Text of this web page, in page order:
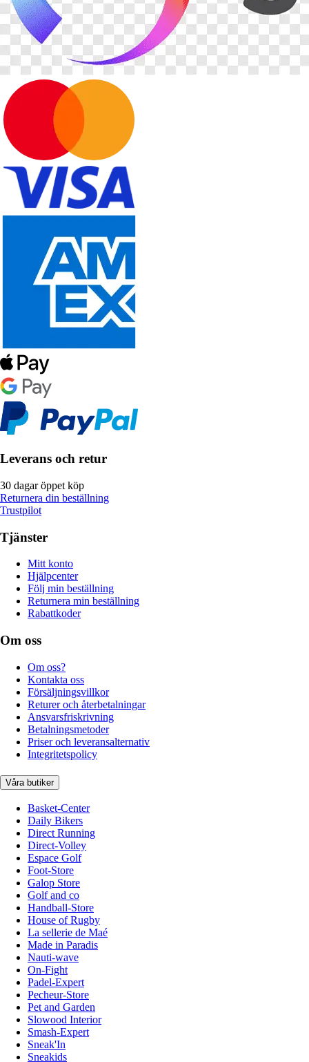
Leverans och retur
30 dagar öppet köp
Returnera din beställning
Trustpilot
Tjänster
Mitt konto
Hjälpcenter
Följ min beställning
Returnera min beställning
Rabattkoder
Om oss
Om oss?
Kontakta oss
Försäljningsvillkor
Returer och återbetalningar
Ansvarsfriskrivning
Betalningsmetoder
Priser och leveransalternativ
Integritetspolicy
Våra butiker
Basket-Center
Daily Bikers
Direct Running
Direct-Volley
Espace Golf
Foot-Store
Galop Store
Golf and co
Handball-Store
House of Rugby
La sellerie de Maé
Made in Paradis
Nauti-wave
On-Fight
Padel-Expert
Pecheur-Store
Pet and Garden
Slowood Interior
Smash-Expert
Sneak'In
Sneakids